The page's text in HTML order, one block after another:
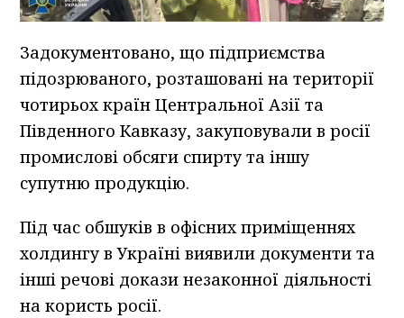
Задокументовано, що підприємства
підозрюваного, розташовані на території
чотирьох країн Центральної Азії та
Південного Кавказу, закуповували в росії
промислові обсяги спирту та іншу
супутню продукцію.
Під час обшуків в офісних приміщеннях
холдингу в Україні виявили документи та
інші речові докази незаконної діяльності
на користь росії.